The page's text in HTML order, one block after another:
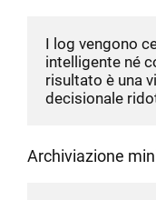
I log vengono
intelligente né
risultato è una
decisionale
Archiviazione